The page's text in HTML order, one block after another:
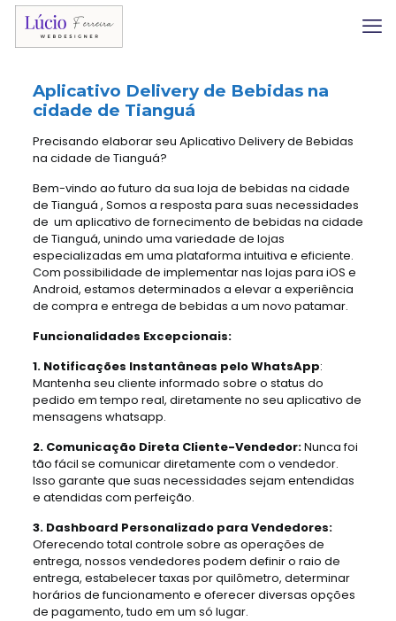
Aplicativo Deliveryde Bebidas na
cidade de Tianguá
Precisando elaborar seu Aplicativo Delivery de Bebidas
na cidade de Tianguá?
Bem-vindo ao futuro da sua loja de bebidas na cidade
de Tianguá , Somos a resposta para suas necessidades
de um aplicativo de fornecimento de bebidas na cidade
de Tianguá, unindo uma variedade de lojas
especializadas em uma plataforma intuitiva e eficiente.
Com possibilidade de implementar nas lojas para iOS e
Android, estamos determinados a elevar a experiência
de compra e entrega de bebidas a um novo patamar.
Funcionalidades Excepcionais:
1. Notificações Instantâneas pelo WhatsApp:
Mantenha seu cliente informado sobre o status do
pedido em tempo real, diretamente no seu aplicativo de
mensagens whatsapp.
2. Comunicação Direta Cliente-Vendedor:Nunca foi
tão fácil se comunicar diretamente com o vendedor.
Isso garante que suas necessidades sejam entendidas
e atendidas com perfeição.
3. Dashboard Personalizado para Vendedores:
Oferecendo total controle sobre as operações de
entrega, nossos vendedores podem definir o raio de
entrega, estabelecer taxas por quilômetro, determinar
horários de funcionamento e oferecer diversas opções
de pagamento, tudo em um só lugar.